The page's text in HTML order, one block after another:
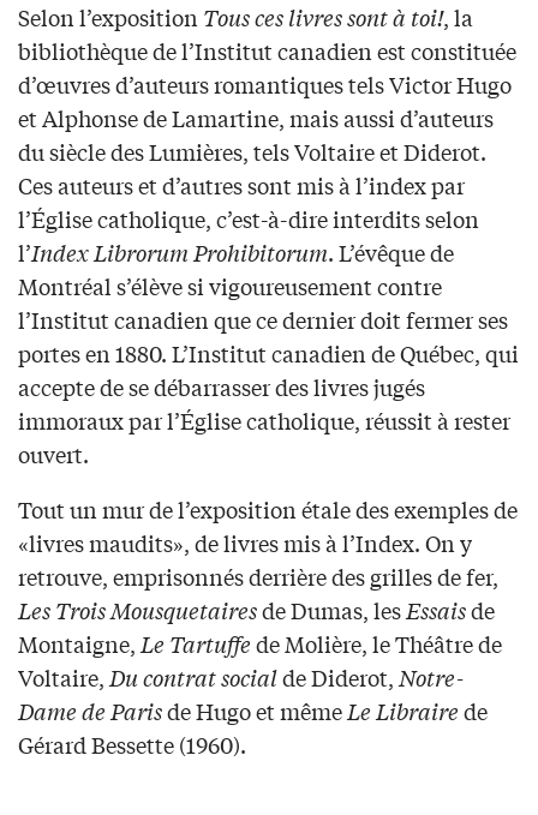
Selon l’expositionTous ces livres sont à toi!, la
bibliothèque de l’Institut canadien est constituée
d’œuvres d’auteurs romantiques tels Victor Hugo
et Alphonse de Lamartine, mais aussi d’auteurs
du siècle des Lumières, tels Voltaire et Diderot.
Ces auteurs et d’autres sont mis à l’index par
l’Église catholique, c’est-à-dire interdits selon
l’Index Librorum Prohibitorum. L’évêque de
Montréal s’élève si vigoureusement contre
l’Institut canadien que ce dernier doit fermer ses
portes en 1880. L’Institut canadien de Québec, qui
accepte de se débarrasser des livres jugés
immoraux par l’Église catholique, réussit à rester
ouvert.
Tout un mur de l’exposition étale des exemples de
«livres maudits», de livres mis à l’Index. On y
retrouve, emprisonnés derrière des grilles de fer,
Les Trois Mousquetairesde Dumas, lesEssaisde
Montaigne,Le Tartuffede Molière, le Théâtre de
Voltaire,Du contrat socialde Diderot,Notre-
Dame de Parisde Hugo et mêmeLe Librairede
Gérard Bessette (1960).